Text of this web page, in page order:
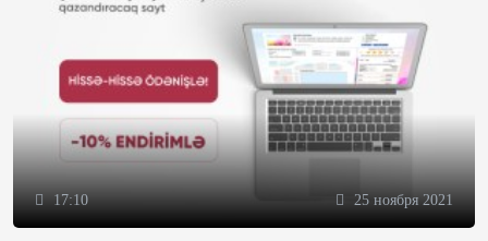
17:10 25 ноября 2021